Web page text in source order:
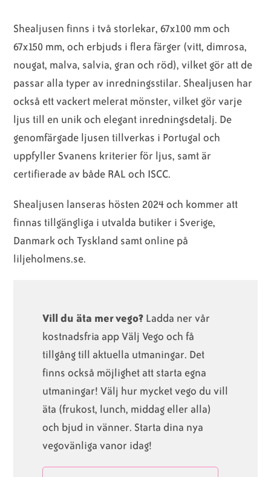
Shealjusen finns i två storlekar, 67x100 mm och
67x150 mm, och erbjuds i flera färger (vitt, dimrosa,
nougat, malva, salvia, gran och röd), vilket gör att de
passar alla typer av inredningsstilar. Shealjusen har
också ett vackert melerat mönster, vilket gör varje
ljus till en unik och elegant inredningsdetalj. De
genomfärgade ljusen tillverkas i Portugal och
uppfyller Svanens kriterier för ljus, samt är
certifierade av både RAL och ISCC.
Shealjusen lanseras hösten 2024 och kommer att
finnas tillgängliga i utvalda butiker i Sverige,
Danmark och Tyskland samt online på
liljeholmens.se.
Vill du äta mer vego? Ladda ner vår
kostnadsfria app Välj Vego och få
tillgång till aktuella utmaningar. Det
finns också möjlighet att starta egna
utmaningar! Välj hur mycket vego du vill
äta (frukost, lunch, middag eller alla)
och bjud in vänner. Starta dina nya
vegovänliga vanor idag!